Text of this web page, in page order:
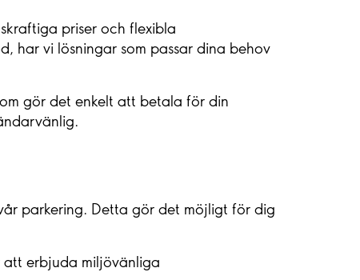
priser och flexibla
har vi lösningar som passar dina behov
gör det enkelt att betala för din
parkering. Detta gör det möjligt för dig
erbjuda miljövänliga